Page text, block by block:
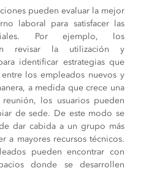
pueden evaluar la mejor
laboral para satisfacer las
Por ejemplo, los
revisar la utilización y
identificar estrategias que
los empleados nuevos y
a medida que crece una
los usuarios pueden
de sede. De este modo se
dar cabida a un grupo más
a mayores recursos técnicos.
pueden encontrar con
donde se desarrollen